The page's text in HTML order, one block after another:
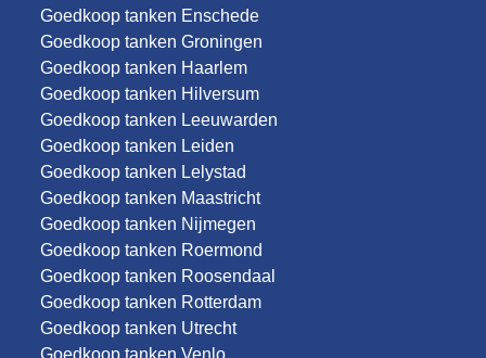
Goedkoop tanken Enschede
Goedkoop tanken Groningen
Goedkoop tanken Haarlem
Goedkoop tanken Hilversum
Goedkoop tanken Leeuwarden
Goedkoop tanken Leiden
Goedkoop tanken Lelystad
Goedkoop tanken Maastricht
Goedkoop tanken Nijmegen
Goedkoop tanken Roermond
Goedkoop tanken Roosendaal
Goedkoop tanken Rotterdam
Goedkoop tanken Utrecht
Goedkoop tanken Venlo